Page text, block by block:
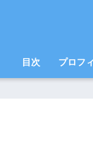
目次 プロフ